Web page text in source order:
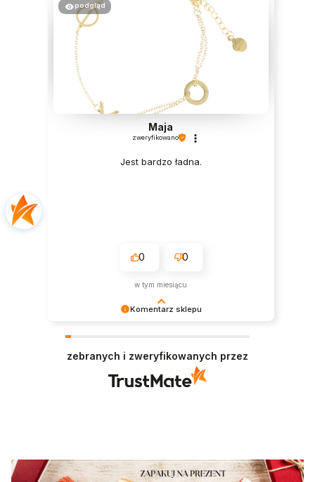
Komentarz sklepu
podgląd
Maja
zweryfikowano
Jest bardzo ładna.
0 0
w tym miesiącu
zebranych i zweryfikowanych przez